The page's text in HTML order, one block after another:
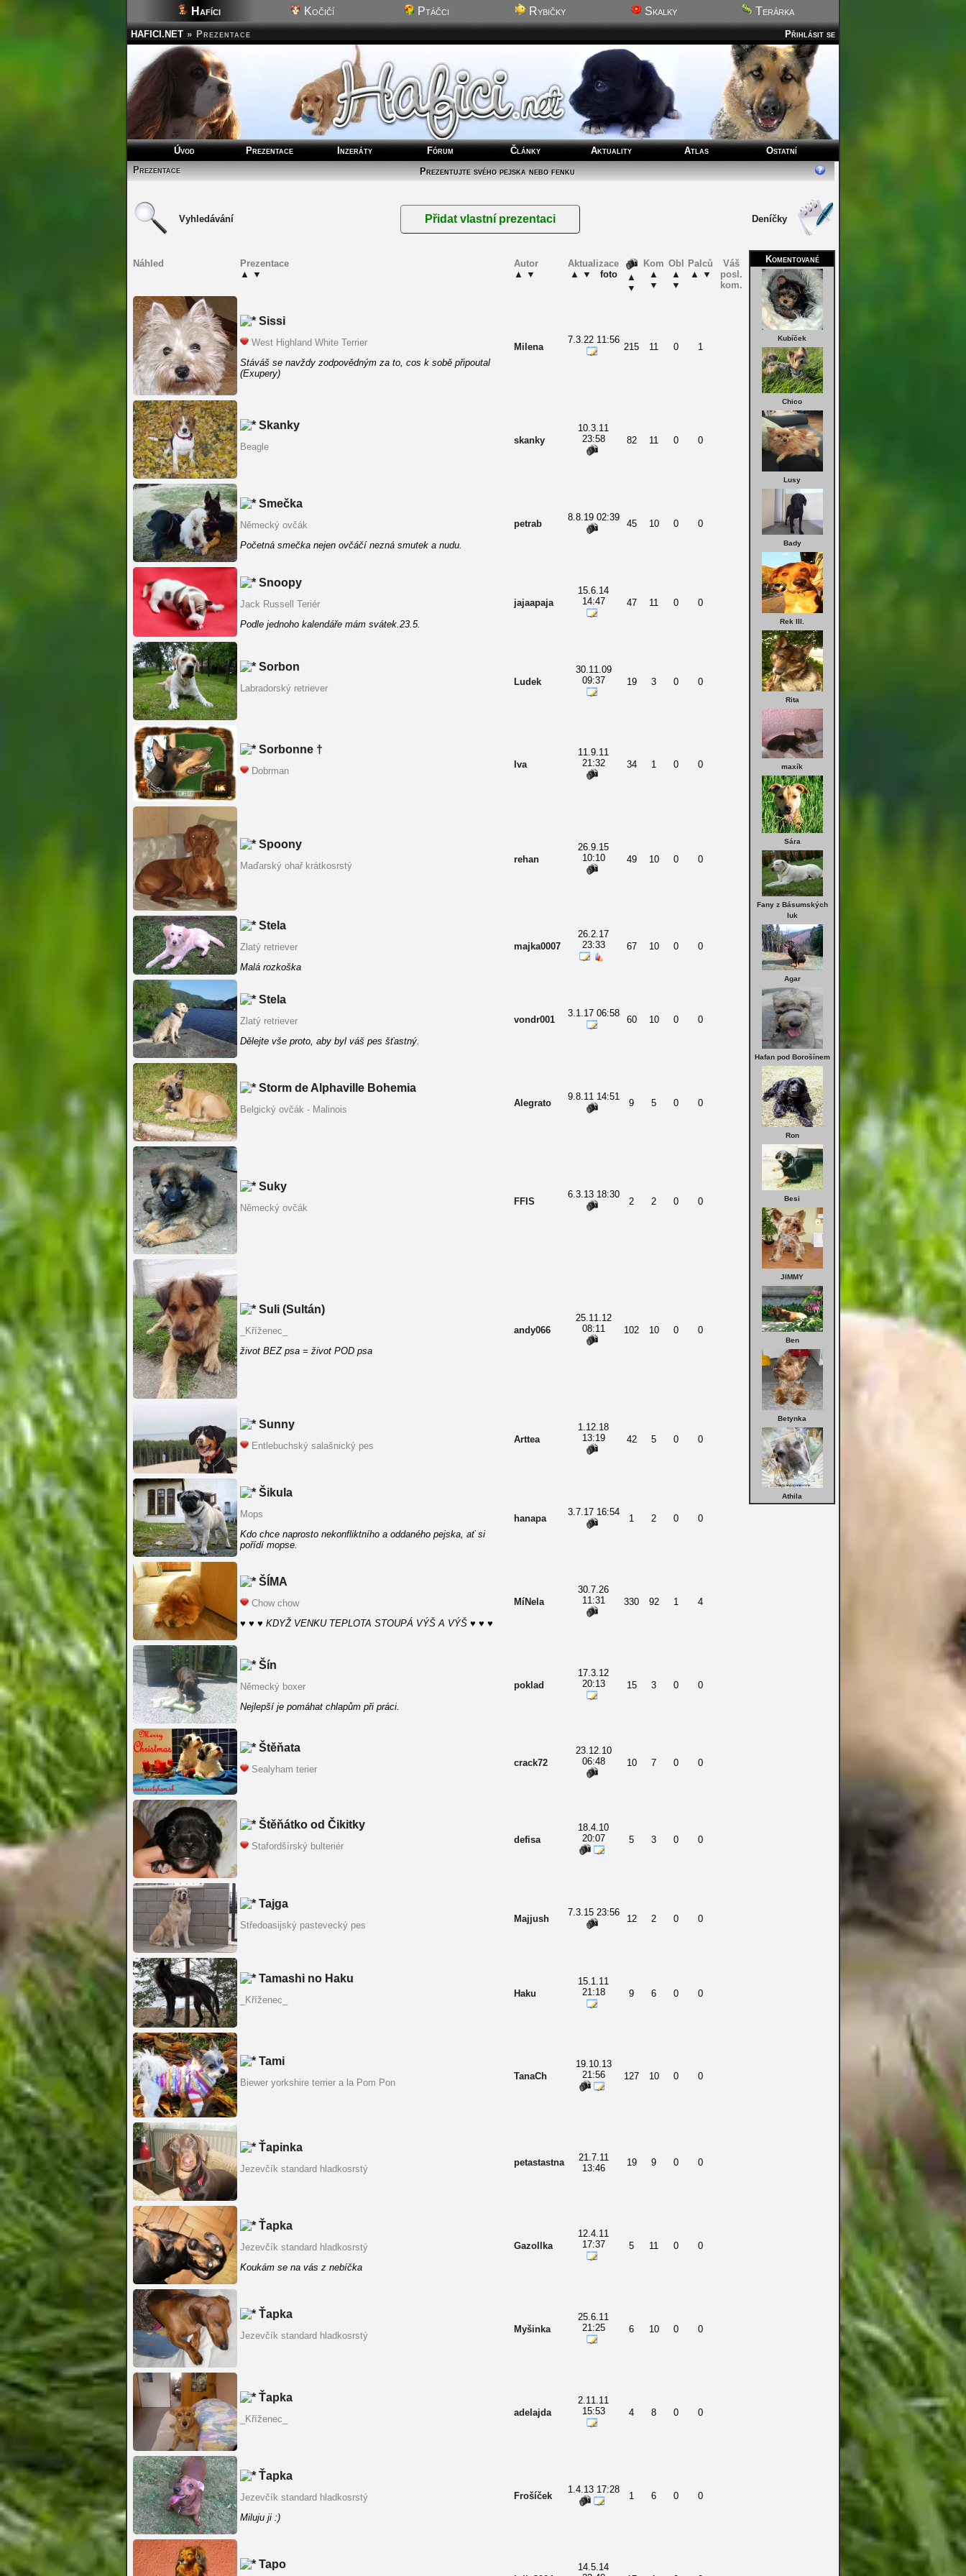
Hafíci Kočičí Ptáčci Rybičky Skalky Terárka
Přihlásit se
HAFICI.NET » Prezentace
Úvod Prezentace Inzeráty Fórum Články Aktuality Atlas
Ostatní
Prezentace
Prezentujte svého pejska nebo fenku
Vyhledávání Deníčky
Komentované
Kubíček
Chico
Lusy
Bady
Rek III.
Rita
maxík
Sára
Fany z Básumských
luk
Agar
Hafan pod Borošínem
Ron
Besi
JIMMY
Ben
Betynka
Athila
Náhled
Prezentace
▲ ▼
Autor
▲ ▼
Aktualizace
▲ ▼ foto
▲
▼
Kom
▲
▼
Obl
▲
▼
Palců
▲ ▼
Váš
posl.
kom.
Sissi
West Highland White Terrier
Stáváš se navždy zodpovědným za to, cos k sobě připoutal
(Exupery)
Milena
7.3.22 11:56
215 11 0 1
Skanky
Beagle
skanky
10.3.11
23:58
82 11 0 0
Smečka
Německý ovčák
Početná smečka nejen ovčáčí nezná smutek a nudu.
petrab
8.8.19 02:39
45 10 0 0
Snoopy
Jack Russell Teriér
Podle jednoho kalendáře mám svátek.23.5.
jajaapaja
15.6.14
14:47
47 11 0 0
Sorbon
Labradorský retriever
Ludek
30.11.09
09:37
19 3 0 0
Sorbonne †
Dobrman
Iva
11.9.11
21:32
34 1 0 0
Spoony
Maďarský ohař krátkosrstý
rehan
26.9.15
10:10
49 10 0 0
Stela
Zlatý retriever
Malá rozkoška
majka0007
26.2.17
23:33
67 10 0 0
Stela
Zlatý retriever
Dělejte vše proto, aby byl váš pes šťastný.
vondr001
3.1.17 06:58
60 10 0 0
Storm de Alphaville Bohemia
Belgický ovčák - Malinois
Alegrato
9.8.11 14:51
9 5 0 0
Suky
Německý ovčák
FFIS
6.3.13 18:30
2 2 0 0
Suli (Sultán)
_Kříženec_
život BEZ psa = život POD psa
andy066
25.11.12
08:11
102 10 0 0
Sunny
Entlebuchský salašnický pes
Arttea
1.12.18
13:19
42 5 0 0
Šikula
Mops
Kdo chce naprosto nekonfliktního a oddaného pejska, ať si
pořídí mopse.
hanapa
3.7.17 16:54
1 2 0 0
ŠÍMA
Chow chow
♥ ♥ ♥ KDYŽ VENKU TEPLOTA STOUPÁ VÝŠ A VÝŠ ♥ ♥ ♥
MíNela
30.7.26
11:31
330 92 1 4
Šín
Německý boxer
Nejlepší je pomáhat chlapům při práci.
poklad
17.3.12
20:13
15 3 0 0
Štěňata
Sealyham terier
crack72
23.12.10
06:48
10 7 0 0
Štěňátko od Čikitky
Stafordšírský bulteriér
defisa
18.4.10
20:07
5 3 0 0
Tajga
Středoasijský pastevecký pes
Majjush
7.3.15 23:56
12 2 0 0
Tamashi no Haku
_Kříženec_
Haku
15.1.11
21:18
9 6 0 0
Tami
Biewer yorkshire terrier a la Pom Pon
TanaCh
19.10.13
21:56
127 10 0 0
Ťapinka
Jezevčík standard hladkosrstý
petastastna
21.7.11
13:46
19 9 0 0
Ťapka
Jezevčík standard hladkosrstý
Koukám se na vás z nebíčka
Gazollka
12.4.11
17:37
5 11 0 0
Ťapka
Jezevčík standard hladkosrstý
Myšinka
25.6.11
21:25
6 10 0 0
Ťapka
_Kříženec_
adelajda
2.11.11
15:53
4 8 0 0
Ťapka
Jezevčík standard hladkosrstý
Miluju ji :)
Frošíček
1.4.13 17:28
1 6 0 0
Tapo
14.5.14